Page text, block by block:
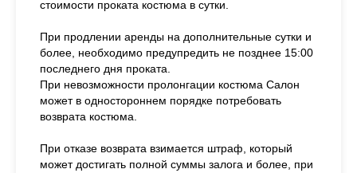
стоимости проката костюма в сутки.
При продлении аренды на дополнительные сутки и
более, необходимо предупредить не позднее 15:00
последнего дня проката.
При невозможности пролонгации костюма Салон
может в одностороннем порядке потребовать
возврата костюма.
При отказе возврата взимается штраф, который
может достигать полной суммы залога и более, при